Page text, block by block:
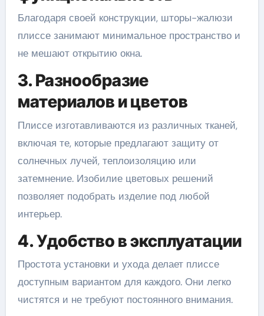
Благодаря своей конструкции, шторы-жалюзи
плиссе занимают минимальное пространство и
не мешают открытию окна.
3. Разнообразие
материалов и цветов
Плиссе изготавливаются из различных тканей,
включая те, которые предлагают защиту от
солнечных лучей, теплоизоляцию или
затемнение. Изобилие цветовых решений
позволяет подобрать изделие под любой
интерьер.
4. Удобство в эксплуатации
Простота установки и ухода делает плиссе
доступным вариантом для каждого. Они легко
чистятся и не требуют постоянного внимания.